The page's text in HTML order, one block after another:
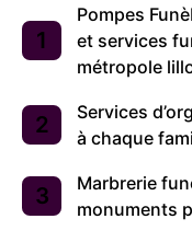
Pompes
et services
métropole
Services
à chaque
Marbrerie
monuments